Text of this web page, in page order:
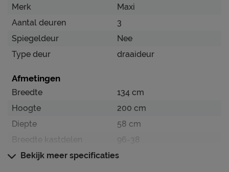
Merk
Maxi
Aantal deuren
3
Spiegeldeur
Nee
Type deur
draaideur
Afmetingen
Breedte
134 cm
Hoogte
200 cm
Diepte
58 cm
Breedte kastdelen
96-38
Maat
134 x 200 x 58 cm
Bekijk meer specificaties